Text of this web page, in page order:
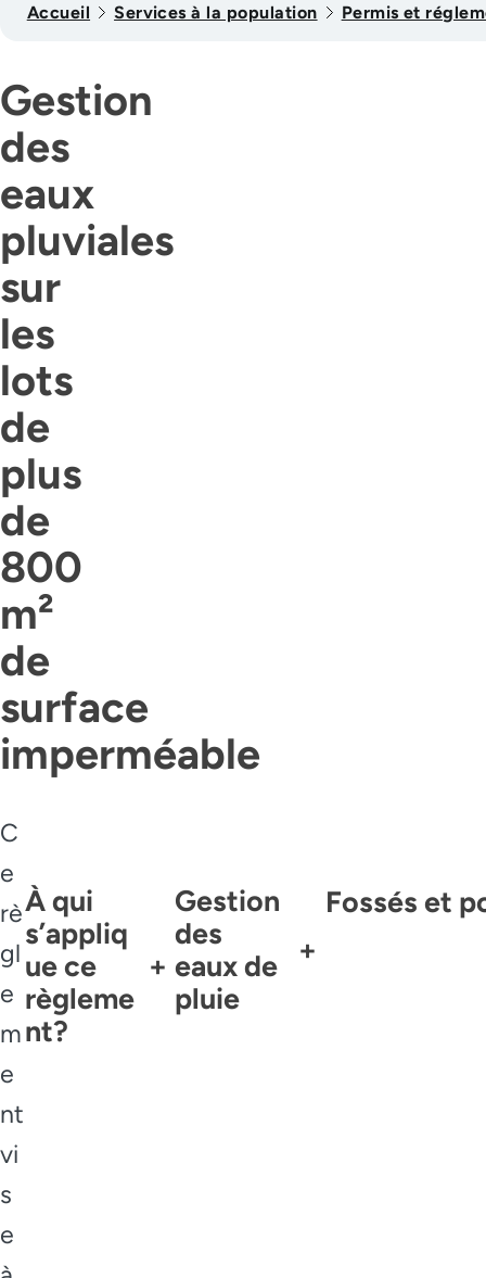
Accueil Services à la population Permis et
Gestion
des
eaux
pluviales
sur
les
lots
de
plus
de
800
m²
de
surface
imperméable
C
e
rè
gl
e
m
e
nt
vi
s
e
À qui
s’appliq
ue ce
règleme
nt?
+
Gestion
des
eaux de
pluie
+
Fossés et